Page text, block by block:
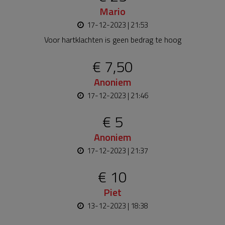
Mario
17-12-2023 | 21:53
Voor hartklachten is geen bedrag te hoog
€ 7,50
Anoniem
17-12-2023 | 21:46
€ 5
Anoniem
17-12-2023 | 21:37
€ 10
Piet
13-12-2023 | 18:38